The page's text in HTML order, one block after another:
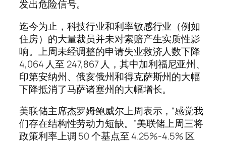
发出危险信号。
迄今为止，科技行业和利率敏感行业（例如
住房）的大量裁员并未对索赔产生实质性影
响。上周未经调整的申请失业救济人数下降
4,064 人至 247,867 人，其中加利福尼亚州、
印第安纳州、俄亥俄州和得克萨斯州的大幅
下降抵消了马萨诸塞州的大幅增长。
美联储主席杰罗姆鲍威尔上周表示，“感觉我
们存在结构性劳动力短缺。”美联储上周三将
政策利率上调 50 个基点至 4.25%-4.5% 区